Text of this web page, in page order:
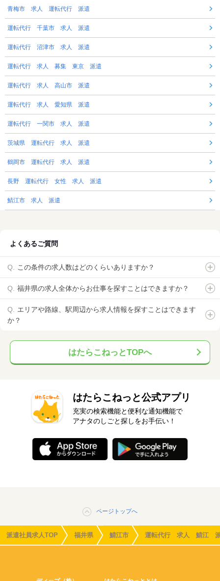
青梅市 求人 運転代行 派遣
運転代行 千葉市 求人 派遣
運転代行 沼津市 求人 派遣
運転代行 求人 募集 東京 派遣
運転代行 求人 高山市 派遣
運転代行 求人 愛知県 派遣
運転代行 一関市 求人 派遣
茨城県 運転代行 求人 派遣
鶴岡市 運転代行 求人 派遣
長野 運転代行 女性 求人 派遣
鯖江市 求人 派遣
よくあるご質問
この条件の求人数はどのくらいありますか？
福井県の求人全体からお仕事を探すことはできますか？
エリアや路線、駅周辺から求人情報を探すことはできます
か？
はたらこねっとTOPへ
はたらこねっと公式アプリ
充実の検索機能と便利な通知機能で
アナタのしごと探しをお手伝い！
ページトップへ
派遣社員求人TOP 福井県 鯖江市 運転代行 求人 鯖江 派